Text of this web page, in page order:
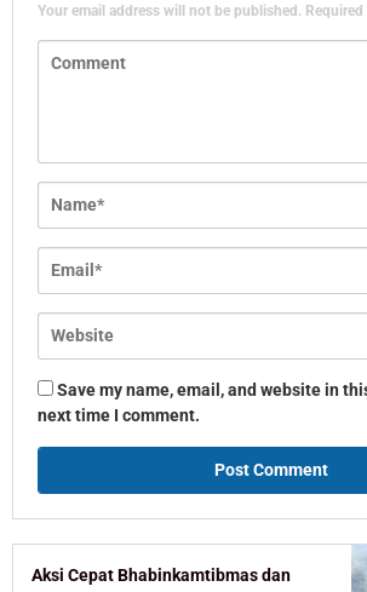
Your email address will not be published. Required
Save my name, email, and website in
next time I comment.
Aksi Cepat Bhabinkamtibmas dan